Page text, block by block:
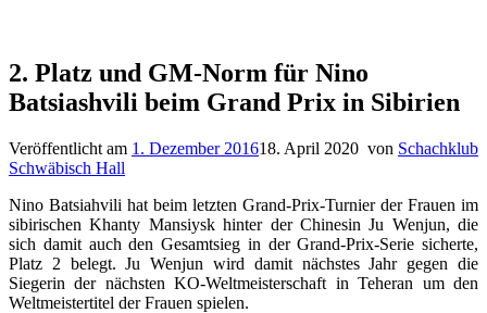
2. Platz und GM-Norm für Nino
Batsiashvili beim Grand Prix in Sibirien
Veröffentlicht am 1. Dezember 201618. April 2020 von Schachklub
Schwäbisch Hall
Nino Batsiahvili hat beim letzten Grand-Prix-Turnier der Frauen im
sibirischen Khanty Mansiysk hinter der Chinesin Ju Wenjun, die
sich damit auch den Gesamtsieg in der Grand-Prix-Serie sicherte,
Platz 2 belegt. Ju Wenjun wird damit nächstes Jahr gegen die
Siegerin der nächsten KO-Weltmeisterschaft in Teheran um den
Weltmeistertitel der Frauen spielen.